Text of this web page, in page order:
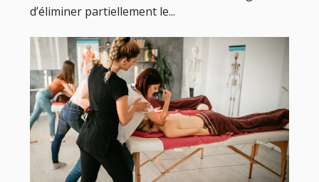
d’éliminer partiellement le...